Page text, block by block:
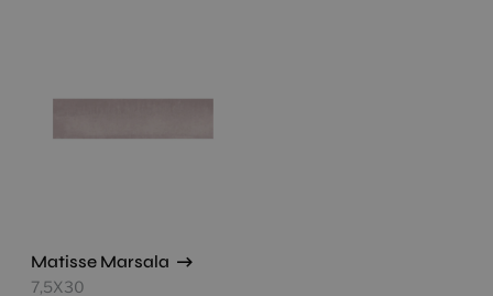
Matisse Marsala
7,5X30